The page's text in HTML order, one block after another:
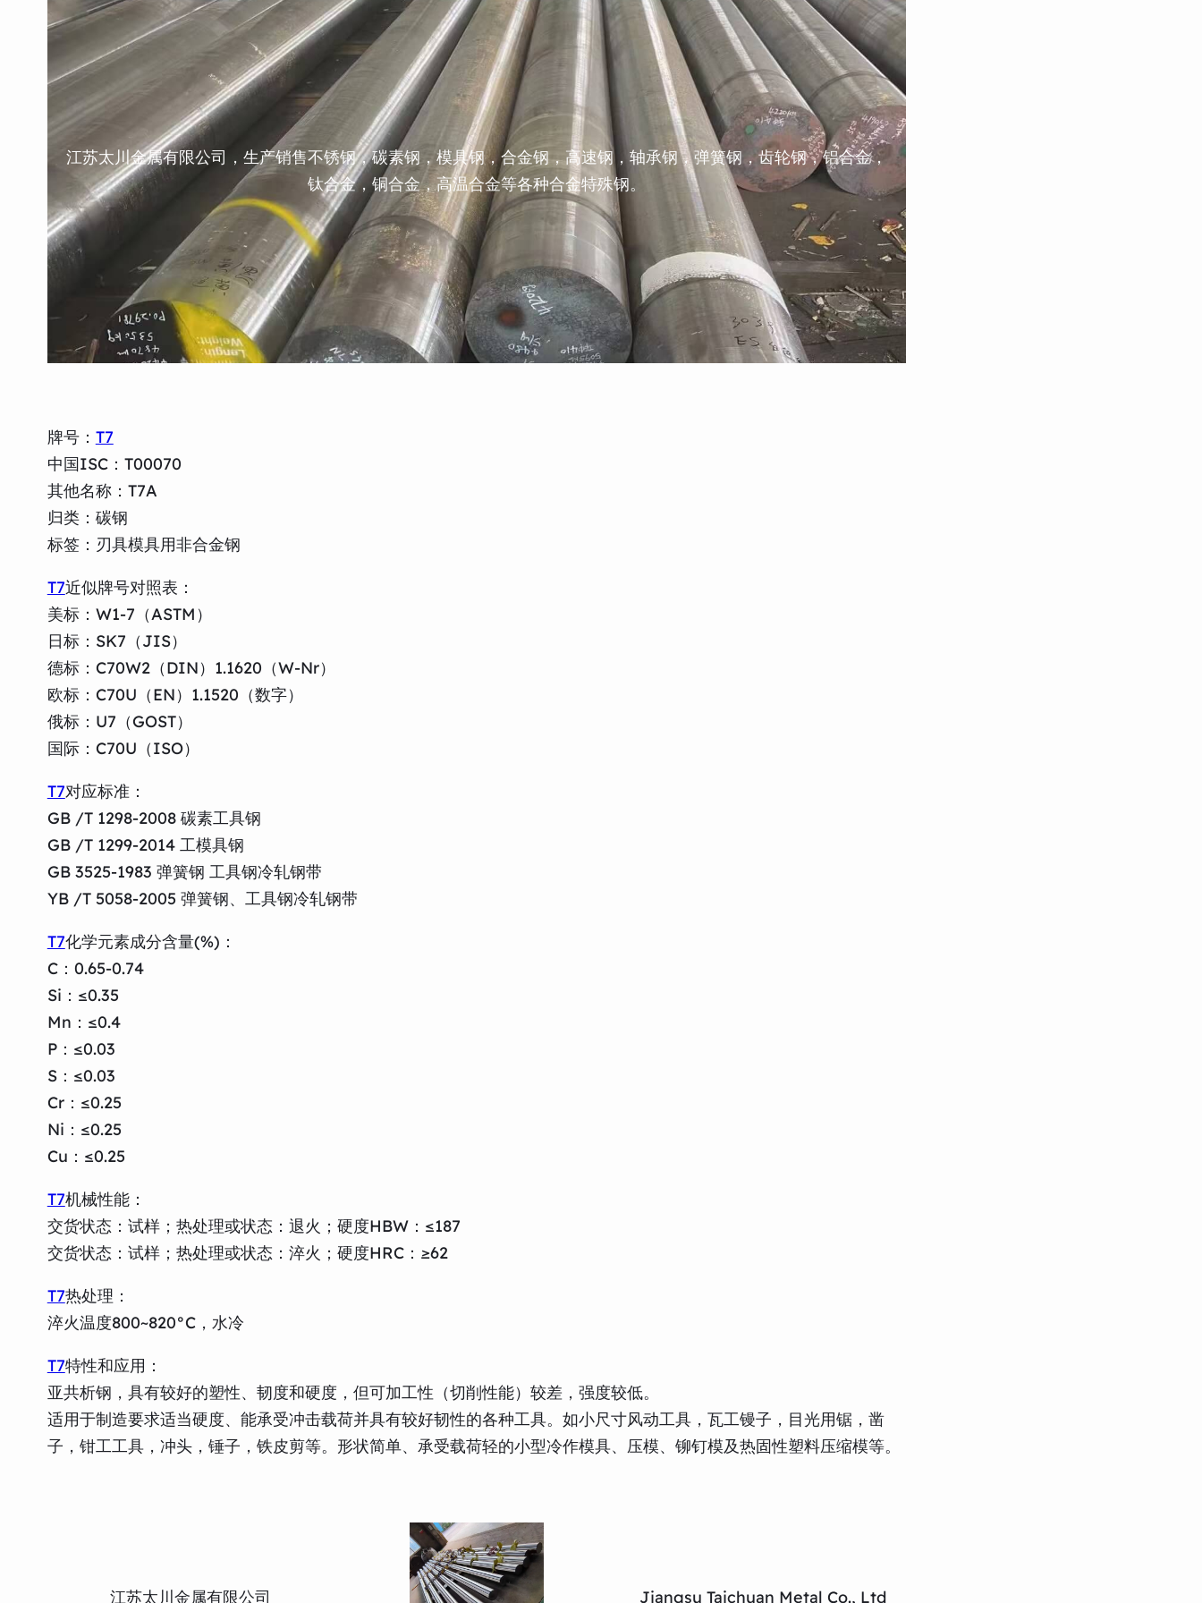
江苏太川金属有限公司，生产销售不锈钢，碳素钢，模具钢，合金钢，高速钢，轴承钢，弹簧钢，齿轮钢，铝合金，
钛合金，铜合金，高温合金等各种合金特殊钢。
牌号： T7
中国ISC：T00070
其他名称：T7A
归类：碳钢
标签：刃具模具用非合金钢
T7近似牌号对照表：
美标：W1-7（ASTM）
日标：SK7（JIS）
德标：C70W2（DIN）1.1620（W-Nr）
欧标：C70U（EN）1.1520（数字）
俄标：U7（GOST）
国际：C70U（ISO）
T7对应标准：
GB /T 1298-2008 碳素工具钢
GB /T 1299-2014 工模具钢
GB 3525-1983 弹簧钢 工具钢冷轧钢带
YB /T 5058-2005 弹簧钢、工具钢冷轧钢带
T7化学元素成分含量(%)：
C：0.65-0.74
Si：≤0.35
Mn：≤0.4
P：≤0.03
S：≤0.03
Cr：≤0.25
Ni：≤0.25
Cu：≤0.25
T7机械性能：
交货状态：试样；热处理或状态：退火；硬度HBW：≤187
交货状态：试样；热处理或状态：淬火；硬度HRC：≥62
T7热处理：
淬火温度800~820°C，水冷
T7特性和应用：
亚共析钢，具有较好的塑性、韧度和硬度，但可加工性（切削性能）较差，强度较低。
适用于制造要求适当硬度、能承受冲击载荷并具有较好韧性的各种工具。如小尺寸风动工具，瓦工镘子，目光用锯，凿
子，钳工工具，冲头，锤子，铁皮剪等。形状简单、承受载荷轻的小型冷作模具、压模、铆钉模及热固性塑料压缩模等。
江苏太川金属有限公司 Jiangsu Taichuan Metal Co., Ltd